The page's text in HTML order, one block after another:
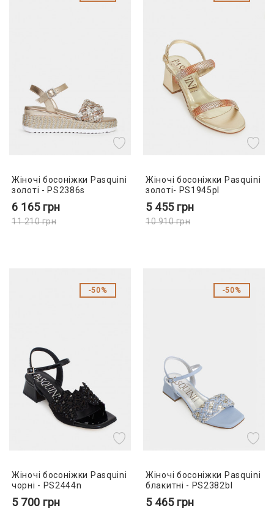
Жіночі босоніжки Pasquini
золоті - PS2386s
6 165 грн
11 210грн
Жіночі босоніжки Pasquini
золоті- PS1945pl
5 455 грн
10 910грн
50%
Жіночі босоніжки Pasquini
чорні - PS2444n
5 700 грн
50%
Жіночі босоніжки Pasquini
блакитні - PS2382bl
5 465 грн